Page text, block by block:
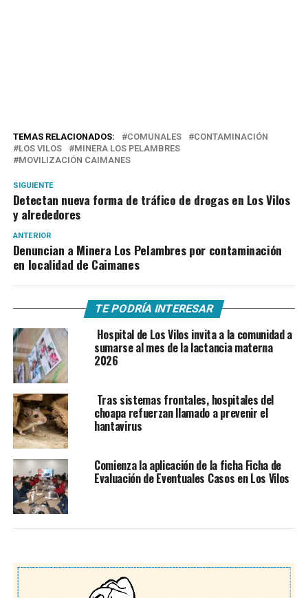
TEMAS RELACIONADOS: COMUNALES
CONTAMINACIÓN
LOS VILOS
MINERA LOS PELAMBRES
MOVILIZACIÓN CAIMANES
SIGUIENTE
Detectan nueva forma de tráfico de drogas en Los Vilos
y alrededores
ANTERIOR
Denuncian a Minera Los Pelambres por contaminación
en localidad de Caimanes
TE PODRÍA INTERESAR
Hospital de Los Vilos invita a la comunidad a
sumarse al mes de la lactancia materna
2026
Tras sistemas frontales, hospitales del
choapa refuerzan llamado a prevenir el
hantavirus
Comienza la aplicación de la ficha Ficha de
Evaluación de Eventuales Casos en Los Vilos